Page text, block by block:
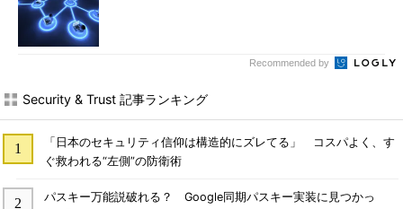
Recommended by
Security & Trust 記事ランキング
「日本のセキュリティ信仰は構造的にズレてる」 コスパよく、す
ぐ救われる“左側”の防衛術
パスキー万能説破れる？ Google同期パスキー実装に見つかっ